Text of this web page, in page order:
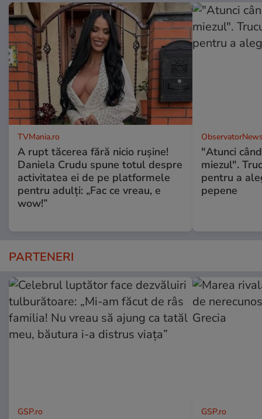
TVMania.ro
A rupt tăcerea fără nicio rușine!
Daniela Crudu spune totul despre
activitatea ei de pe platformele
pentru adulți: „Fac ce vreau, e
wow!”
"Atunci
miezul".
pentru a
pepene
PARTENERI
GSP.ro GSP.ro